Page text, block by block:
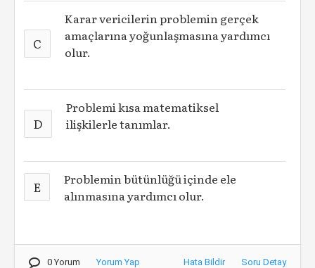
C
Karar vericilerin problemin gerçek
amaçlarına yoğunlaşmasına yardımcı
olur.
D
Problemi kısa matematiksel
ilişkilerle tanımlar.
E
Problemin bütünlüğü içinde ele
alınmasına yardımcı olur.
0 Yorum Yorum Yap Hata Bildir Soru Detay